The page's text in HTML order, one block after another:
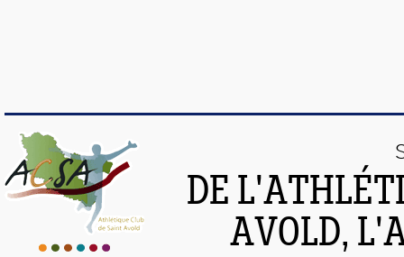
DE
AVOLD,